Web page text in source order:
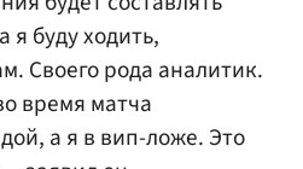
буду ходить,
Своего рода аналитик.
время матча
а я в вип-ложе. Это